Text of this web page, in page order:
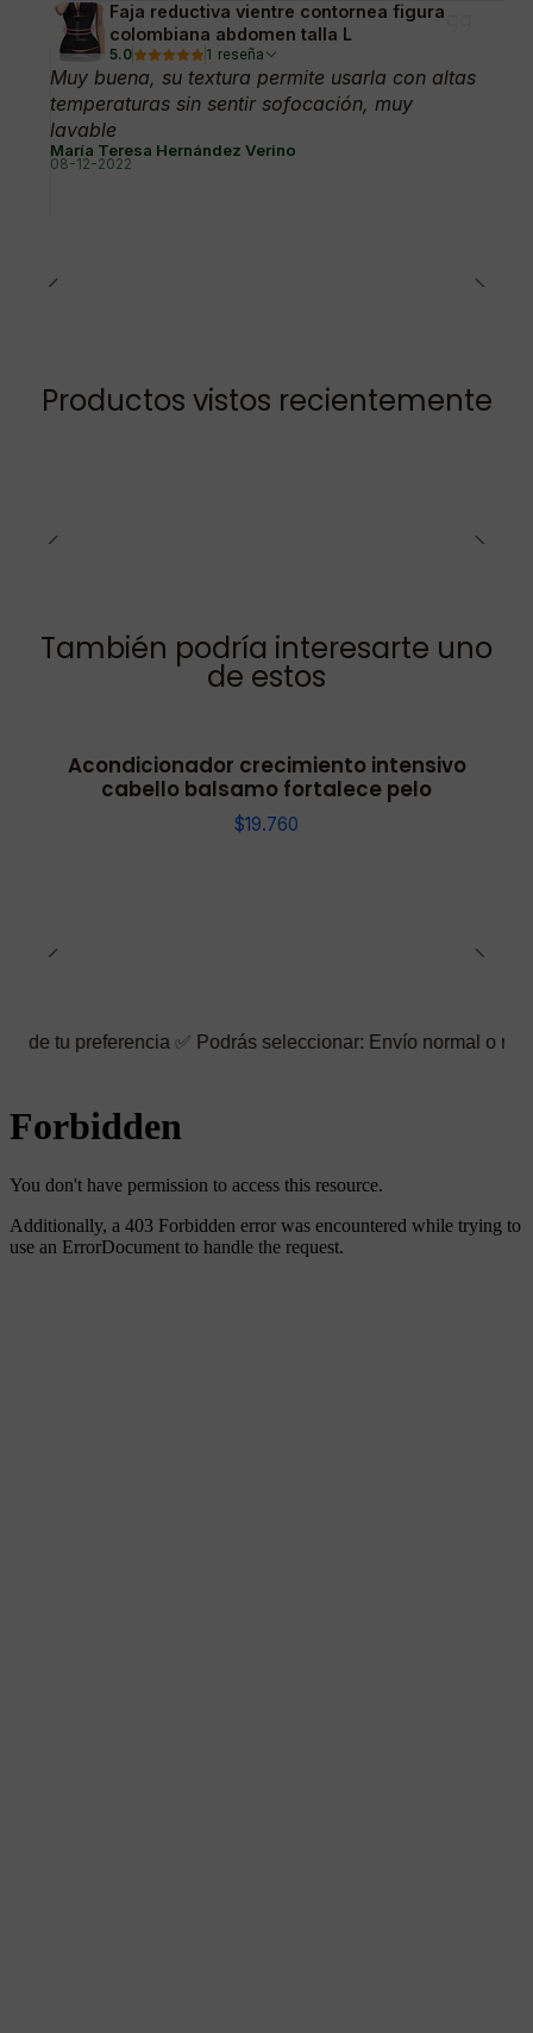
Faja reductiva vientre contornea figura
colombiana abdomen talla L
5.0 1 reseña
Muy buena, su textura permite usarla con altas
temperaturas sin sentir sofocación, muy
lavable
María Teresa Hernández Verino
08-12-2022
Productos vistos recientemente
También podría interesarte uno
de estos
Acondicionador crecimiento intensivo
cabello balsamo fortalece pelo
$19.760
✅ Podrás seleccionar: Envío normal o rápido ☑️